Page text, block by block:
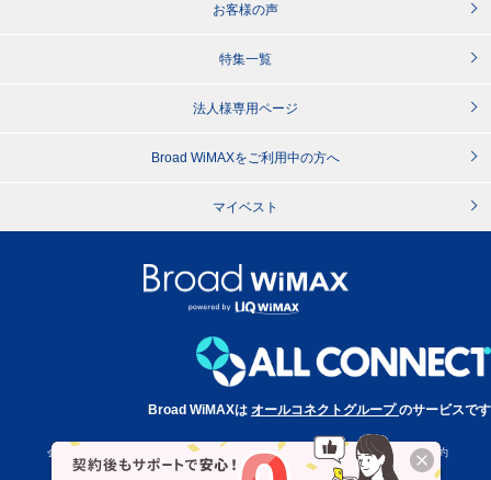
お客様の声
特集一覧
法人様専用ページ
Broad WiMAXをご利用中の方へ
マイベスト
Broad WiMAXは オールコネクトグループのサービスです
会社概要 特定商取引法に基づく表記 プライバシーポリシー
利用規約
サイトポリシー
消費者志向自主宣言